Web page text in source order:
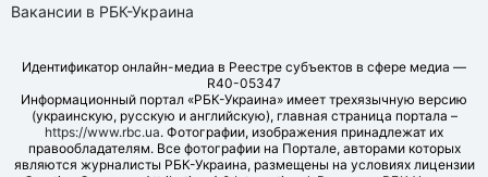
Вакансии в РБК-Украина
Идентификатор онлайн-медиа в Реестре субъектов в сфере медиа —
R40-05347
Информационный портал «РБК-Украина» имеет трехязычную версию
(украинскую, русскую и английскую), главная страница портала –
https://www.rbc.ua. Фотографии, изображения принадлежат их
правообладателям. Все фотографии на Портале, авторами которых
являются журналисты РБК-Украина, размещены на условиях лицензии